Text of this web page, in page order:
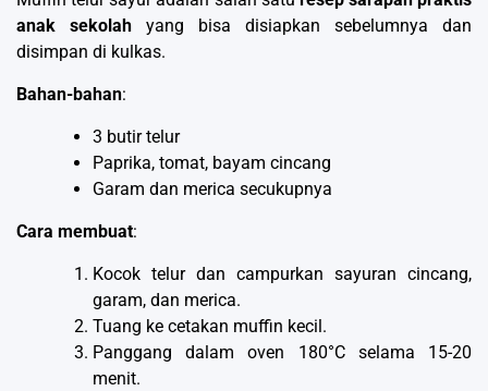
anak sekolah yang bisa disiapkan sebelumnya dan
disimpan di kulkas.
Bahan-bahan:
3 butir telur
Paprika, tomat, bayam cincang
Garam dan merica secukupnya
Cara membuat:
Kocok telur dan campurkan sayuran cincang,
garam, dan merica.
Tuang ke cetakan muffin kecil.
Panggang dalam oven 180°C selama 15-20
menit.